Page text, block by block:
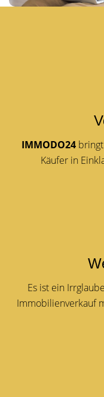
IMMODO24
Käufer in
Es ist ein
Immobilienverkauf